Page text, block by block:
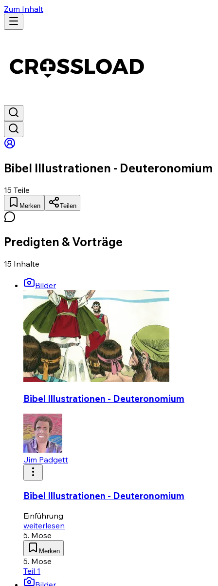
Zum Inhalt
Bibel Illustrationen - Deuteronomium
15 Teile
Merken Teilen
Predigten & Vorträge
15 Inhalte
Bilder
Bibel Illustrationen - Deuteronomium
Jim Padgett
Bibel Illustrationen - Deuteronomium
Einführung
weiterlesen
5. Mose
Merken
5. Mose
Teil 1